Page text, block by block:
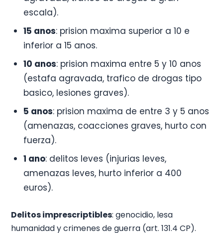
escala).
15 anos: prision maxima superior a 10 e
inferior a 15 anos.
10 anos: prision maxima entre 5 y 10 anos
(estafa agravada, trafico de drogas tipo
basico, lesiones graves).
5 anos: prision maxima de entre 3 y 5 anos
(amenazas, coacciones graves, hurto con
fuerza).
1 ano: delitos leves (injurias leves,
amenazas leves, hurto inferior a 400
euros).
Delitos imprescriptibles: genocidio, lesa
humanidad y crimenes de guerra (art. 131.4 CP).